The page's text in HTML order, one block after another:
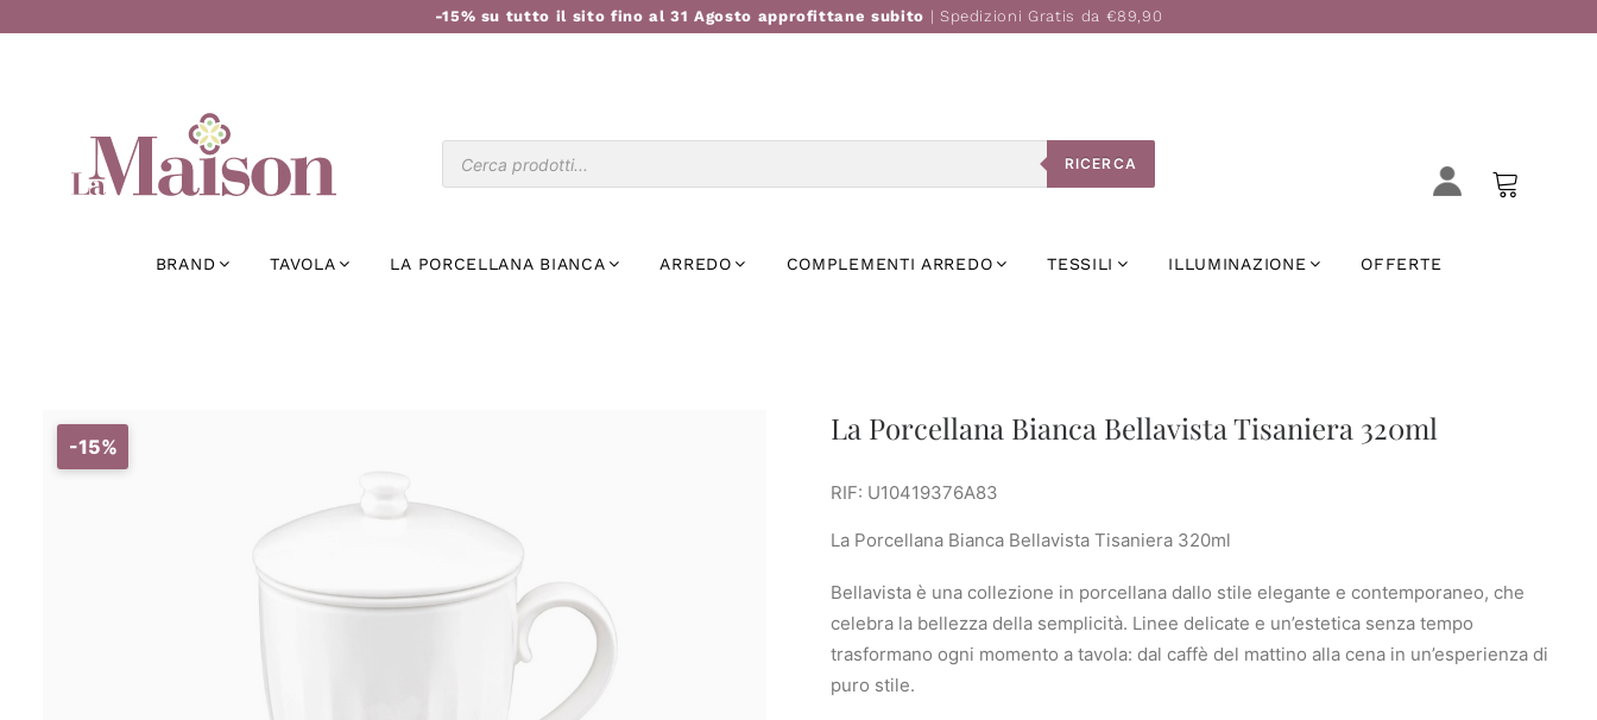
-15% su tutto il sito fino al 31 Agosto approfittane subito | Spedizioni Gratis da €89,90
RICERCA
BRAND TAVOLA LA PORCELLANA BIANCA ARREDO COMPLEMENTI ARREDO TESSILI ILLUMINAZIONE OFFERTE
-15% La Porcellana Bianca Bellavista Tisaniera 320ml
RIF: U10419376A83
La Porcellana Bianca Bellavista Tisaniera 320ml
Bellavista è una collezione in porcellana dallo stile elegante e contemporaneo, che
celebra la bellezza della semplicità. Linee delicate e un’estetica senza tempo
trasformano ogni momento a tavola: dal caffè del mattino alla cena in un’esperienza di
puro stile.